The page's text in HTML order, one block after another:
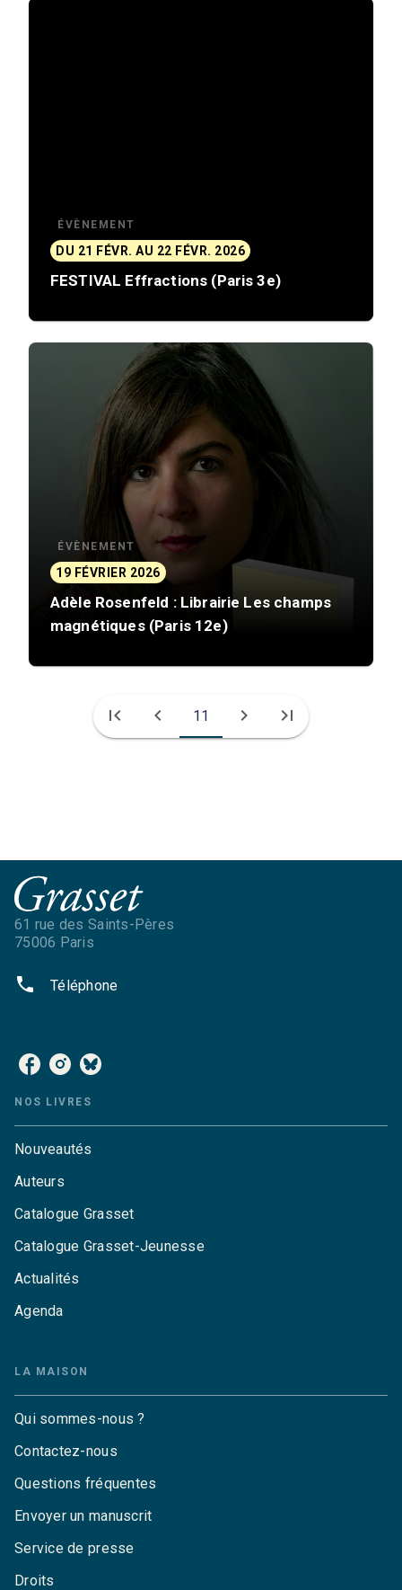
ÉVÈNEMENT
DU 21 FÉVR. AU 22 FÉVR. 2026
FESTIVAL Effractions (Paris 3e)
ÉVÈNEMENT
19 FÉVRIER 2026
Adèle Rosenfeld : Librairie Les champs
magnétiques (Paris 12e)
first_page chevron_left 11 chevron_right last_page
61 rue des Saints-Pères
75006 Paris
phone Téléphone
NOS LIVRES
Nouveautés
Auteurs
Catalogue Grasset
Catalogue Grasset-Jeunesse
Actualités
Agenda
LA MAISON
Qui sommes-nous ?
Contactez-nous
Questions fréquentes
Envoyer un manuscrit
Service de presse
Droits